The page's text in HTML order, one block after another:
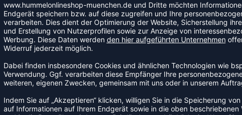
für Kinder, gefertigt aus einem glatten und weichen Strick-
T-Shirt, und schimmernde hummel-Details runden den Look